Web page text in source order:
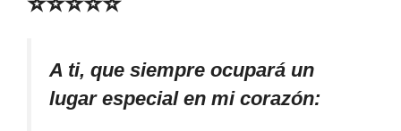
A ti, que siempre ocupará un
lugar especial en mi corazón: